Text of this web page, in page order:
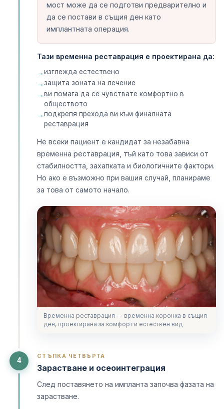
мост може да се подготви предварително и
да се постави в същия ден като
имплантната операция.
Тази временна реставрация е проектирана да:
изглежда естествено
защита зоната на лечение
ви помага да се чувствате комфортно в
обществото
подкрепя прехода ви към финалната
реставрация
Не всеки пациент е кандидат за незабавна
временна реставрация, тъй като това зависи от
стабилността, захапката и биологичните фактори.
Но ако е възможно при вашия случай, планираме
за това от самото начало.
Временна реставрация — временна коронка в същия
ден, проектирана за комфорт и естествен вид
4
СТЪПКА ЧЕТВЪРТА
Зарастване и осеоинтеграция
След поставянето на импланта започва фазата на
зарастване.